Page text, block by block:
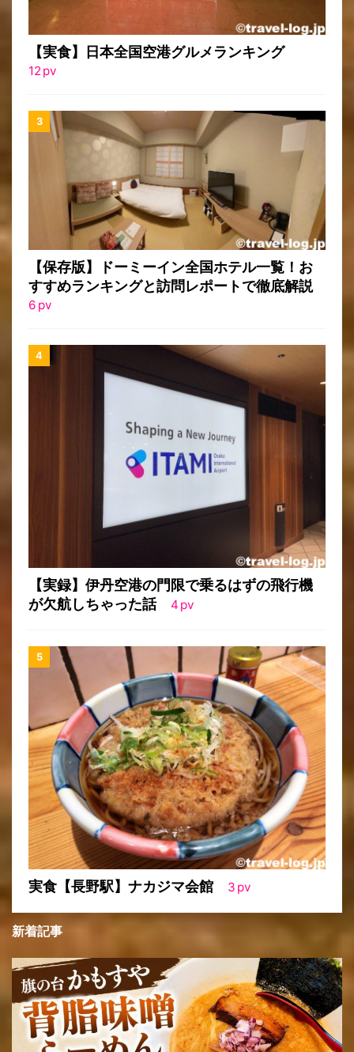
【実食】日本全国空港グルメランキング
12 pv
【保存版】ドーミーイン全国ホテル一覧！お
すすめランキングと訪問レポートで徹底解説
6 pv
【実録】伊丹空港の門限で乗るはずの飛行機
が欠航しちゃった話
4 pv
実食【長野駅】ナカジマ会館 3 pv
新着記事